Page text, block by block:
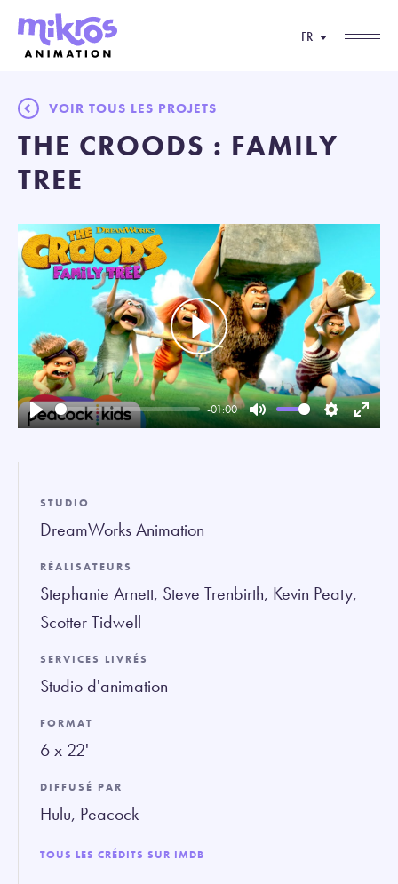
FR
VOIR TOUS LES PROJETS
THE CROODS : FAMILY
TREE
Play
-01:00
Mute SettingsEnter
Play
STUDIO
DreamWorks Animation
RÉALISATEURS
Stephanie Arnett, Steve Trenbirth, Kevin Peaty,
Scotter Tidwell
SERVICES LIVRÉS
Studio d'animation
FORMAT
6 x 22'
DIFFUSÉ PAR
Hulu, Peacock
TOUS LES CRÉDITS SUR IMDB